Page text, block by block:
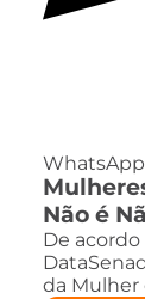
WhatsApp
Não é
De
da Mulher